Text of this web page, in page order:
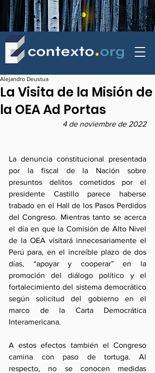
La Visita de la Misión de
la OEA Ad Portas
Alejandro Deustua
4 de noviembre de 2022
La denuncia constitucional presentada
por la fiscal de la Nación sobre
presuntos delitos cometidos por el
presidente Castillo parece haberse
trabado en el Hall de los Pasos Perdidos
del Congreso. Mientras tanto se acerca
el día en que la Comisión de Alto Nivel
de la OEA visitará innecesariamente el
Perú para, en el increíble plazo de dos
días, “apoyar y cooperar” en la
promoción del diálogo político y el
fortalecimiento del sistema democrático
según solicitud del gobierno en el
marco de la Carta Democrática
Interamericana.
A estos efectos también el Congreso
camina con paso de tortuga. Al
respecto, no se conocen medidas